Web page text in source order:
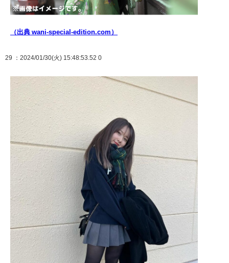
（出典 wani-special-edition.com）
29 ：2024/01/30(火) 15:48:53.52 0